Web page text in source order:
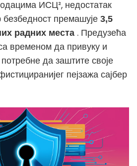
ИСЦ², недостатак
безбедност премашује 3,5
радних места . Предузећа
временом да привуку и
да заштите своје
пејзажа сајбер